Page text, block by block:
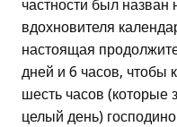
частности был назван
вдохновителя
настоящая
дней и 6 часов, чтобы
шесть часов (которые
целый день)